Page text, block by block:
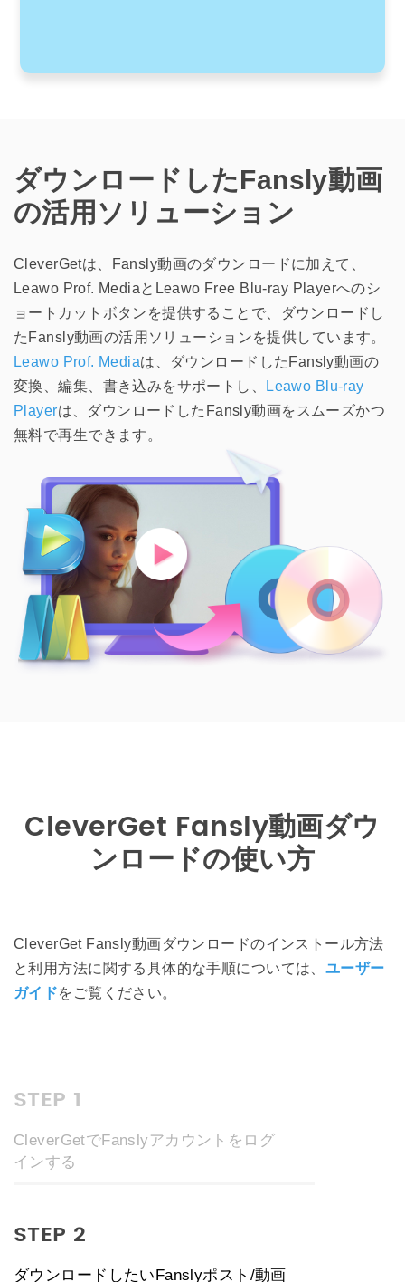
ダウンロードしたFansly動画
の活用ソリューション
CleverGetは、Fansly動画のダウンロードに加えて、
Leawo Prof. MediaとLeawo Free Blu-ray Playerへのシ
ョートカットボタンを提供することで、ダウンロードし
たFansly動画の活用ソリューションを提供しています。
Leawo Prof. Mediaは、ダウンロードしたFansly動画の
変換、編集、書き込みをサポートし、
Leawo Blu-ray
Playerは、ダウンロードしたFansly動画をスムーズかつ
無料で再生できます。
CleverGet Fansly動画ダウ
ンロードの使い方
CleverGet Fansly動画ダウンロードのインストール方法
と利用方法に関する具体的な手順については、 ユーザー
ガイドをご覧ください。
STEP 1
CleverGetでFanslyアカウントをログ
インする
STEP 2
ダウンロードしたいFanslyポスト/動画